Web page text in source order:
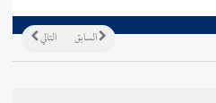
التالي السابق